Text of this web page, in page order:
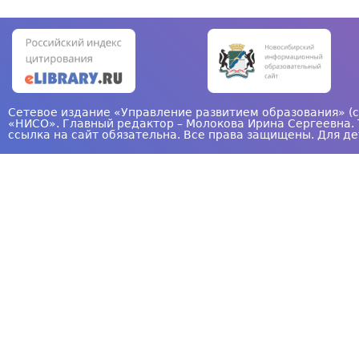
ц
Сетевое издание «Управление развитием
«НИСО». Главный редактор – Молокова Ирина
ссылка на сайт обязательна. Все права защищены. Для